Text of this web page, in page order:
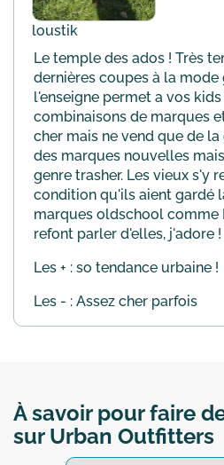
loustik
Le temple des ados ! Très
dernières coupes à la mode
l'enseigne permet a vos
combinaisons de marques
cher mais ne vend que de
des marques nouvelles
genre trasher. Les vieux s'y
condition qu'ils aient gardé
marques oldschool comme
refont parler d'elles, j'adore !
Les + : so tendance urbaine !
Les - : Assez cher parfois
À savoir pour faire
sur Urban Outfitters